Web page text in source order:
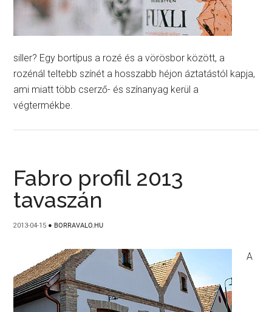
siller? Egy bortípus a rozé és a vörösbor között, a
rozénál teltebb színét a hosszabb héjon áztatástól kapja,
ami miatt több cserző- és színanyag kerül a
végtermékbe.
Fabro profil 2013
tavaszán
2013-04-15 ● BORRAVALO.HU
A